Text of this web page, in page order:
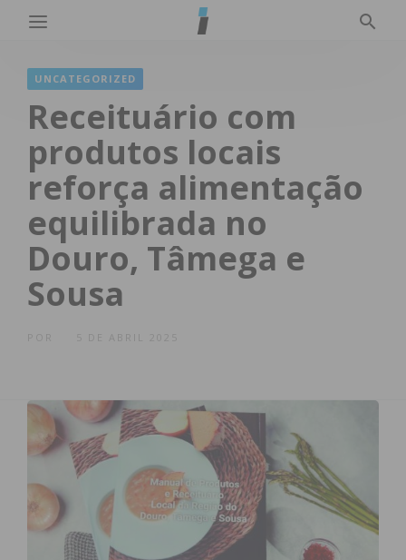
UNCATEGORIZED
Receituário com
produtos locais
reforça alimentação
equilibrada no
Douro, Tâmega e
Sousa
5 DE ABRIL 2025